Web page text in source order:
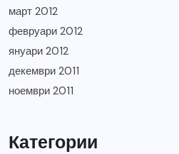
март 2012
февруари 2012
януари 2012
декември 2011
ноември 2011
Категории